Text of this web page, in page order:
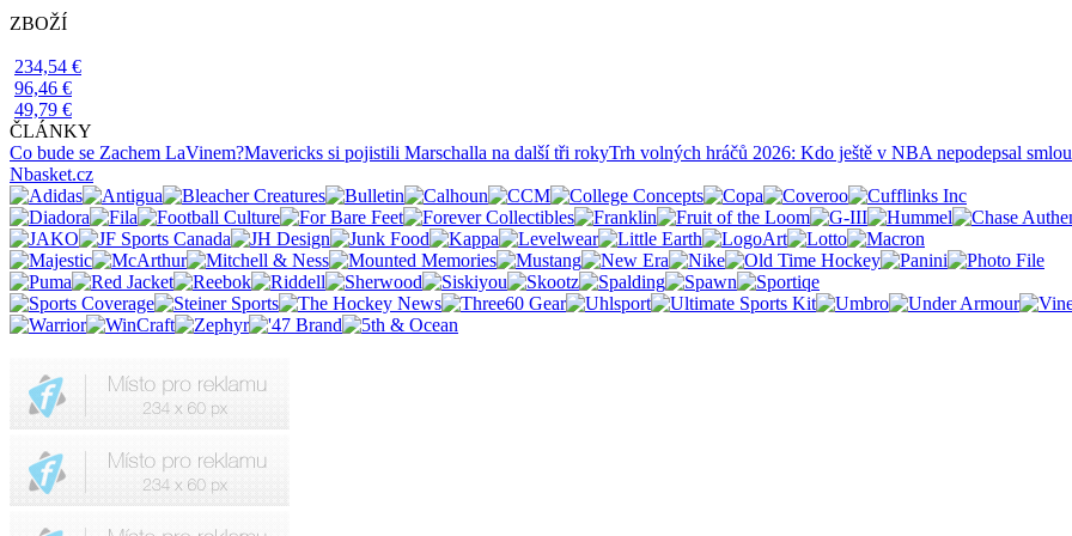
ZBOŽÍ
234,54 €
96,46 €
49,79 €
ČLÁNKY
Co bude se Zachem LaVinem?Mavericks si pojistili Marschalla na další tři rokyTrh volných hráčů 2026: Kdo ještě v NBA nepodepsal
Nbasket.cz